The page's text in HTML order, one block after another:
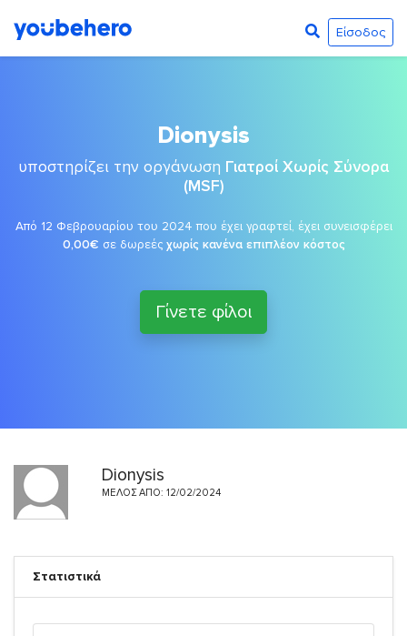
Είσοδος
Dionysis
υποστηρίζει την οργάνωση Γιατροί Χωρίς Σύνορα
(MSF)
Από 12 Φεβρουαρίου του 2024 που έχει γραφτεί, έχει συνεισφέρει
0,00€ σε δωρεές χωρίς κανένα επιπλέον κόστος
Γίνετε φίλοι
Dionysis
ΜΈΛΟΣ ΑΠΌ: 12/02/2024
Στατιστικά